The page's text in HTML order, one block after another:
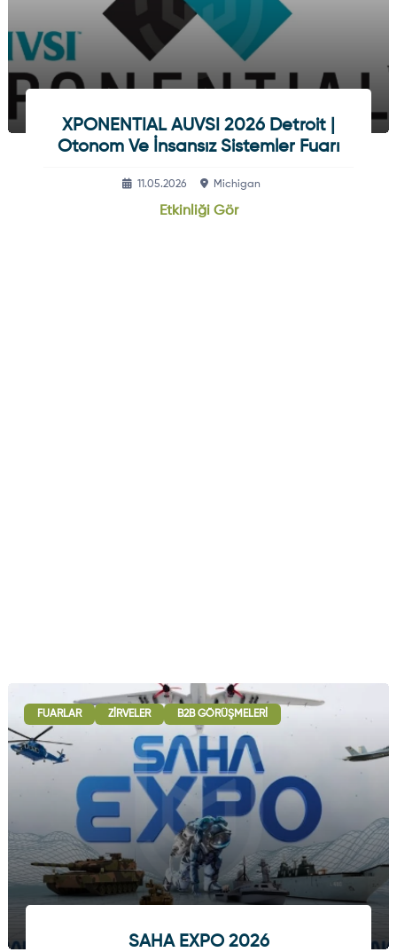
XPONENTIAL AUVSI 2026 Detroit |
Otonom Ve İnsansız Sistemler Fuarı
11.05.2026 Michigan
Etkinliği Gör
FUARLAR ZIRVELER B2B GÖRÜŞMELERI
SAHA EXPO 2026